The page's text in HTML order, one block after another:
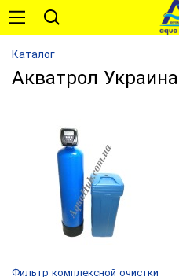
Каталог
Акватрол Украина
Фильтр комплексной очистки